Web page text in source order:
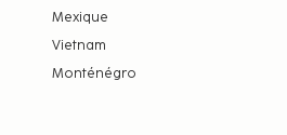
Mexique
Vietnam
Monténégro